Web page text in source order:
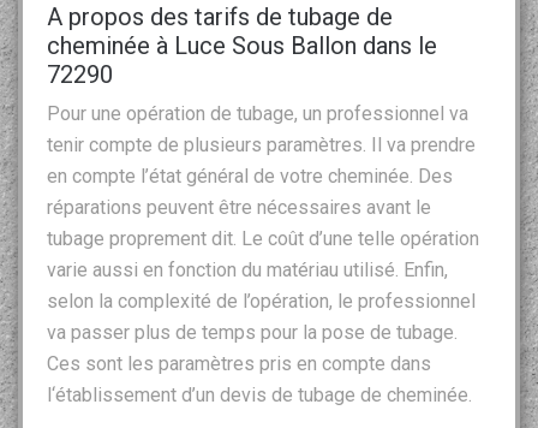
A propos des tarifs de tubage de
cheminée à Luce Sous Ballon dans le
72290
Pour une opération de tubage, un professionnel va
tenir compte de plusieurs paramètres. Il va prendre
en compte l’état général de votre cheminée. Des
réparations peuvent être nécessaires avant le
tubage proprement dit. Le coût d’une telle opération
varie aussi en fonction du matériau utilisé. Enfin,
selon la complexité de l’opération, le professionnel
va passer plus de temps pour la pose de tubage.
Ces sont les paramètres pris en compte dans
l‘établissement d’un devis de tubage de cheminée.